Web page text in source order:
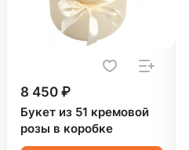
8 450 ₽
Букет из 51 кремовой
розы в коробке